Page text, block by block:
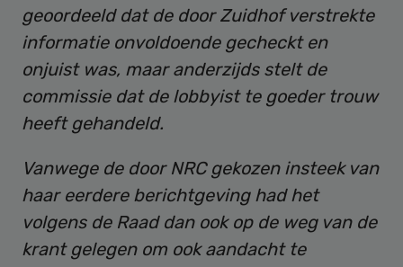
geoordeeld dat de door Zuidhof verstrekte
informatie onvoldoende gecheckt en
onjuist was, maar anderzijds stelt de
commissie dat de lobbyist te goeder trouw
heeft gehandeld.
Vanwege de door NRC gekozen insteek van
haar eerdere berichtgeving had het
volgens de Raad dan ook op de weg van de
krant gelegen om ook aandacht te